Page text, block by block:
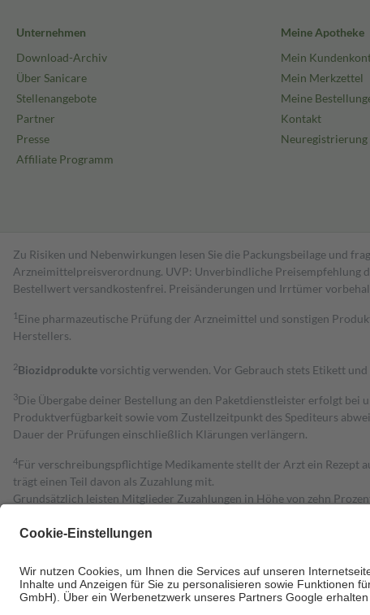
Unternehmen
Download-Archiv
Über Sanicare
Stellenangebote
Partner
Presse
Affiliate Programm
Meine Apotheke
Mein
Mein Merkzettel
Meine
Kontakt
Neuregistrierung
Zu Risiken und Nebenwirkungen lesen Sie die Packungsbeilage und
Arzneimittelpreisverordnung. UVP: Unverbindliche Preisempfehlung
Bestell­wert versand­kosten­frei. Preisänderungen und Irrtümer
1 Eine pharmazeutische Prüfung der Arzneimittel und sonstigen
Herstellers.
2Biozidproduktevorsichtig verwenden. Vor Gebrauch stets Etikett
3Die Übergabe deiner Bestellung an den Paketdienstleister erfolgt bei
Produktverfügbarkeit sowie vom Zustellzeitpunkt des Spediteurs
Dauer der Prüfungen einschließlich Klärungen verlängern.
4Für verschreibungspflichtige Medikamente stellt der Arzt ein Rezept
trägt einen Teil davon als Zuzahlung mit.
Grundsätzlich leisten Mitglieder Zuzahlungen in Höhe von zehn
Diese Regeln gelten grundsätzlich auch für Online-Apotheken.
Um das Engagement der Versicherten für ihre eigene Gesundheit zu
• Kindern und Jugendlichen bis zum vollendeten 18. Lebensjahr mit
• Untersuchungen zur Vorsorge und Früherkennung, die von der GKV